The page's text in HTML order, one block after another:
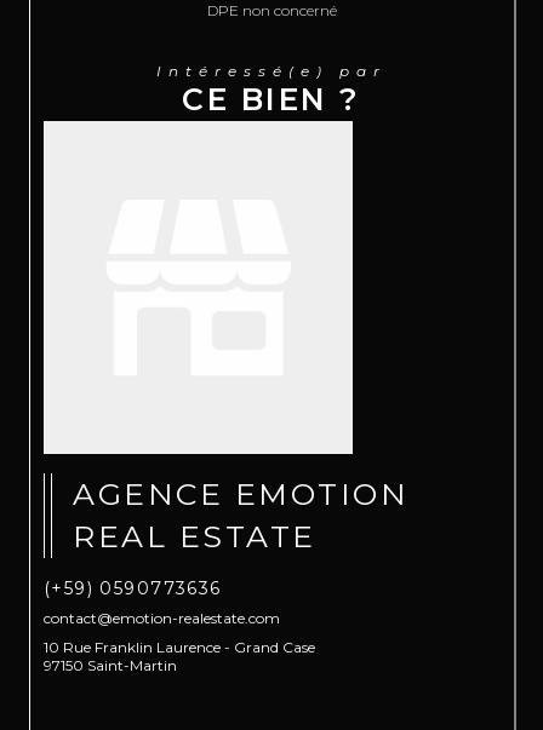
DPE non concerné
Intéressé(e) par
CE BIEN ?
AGENCE EMOTION
REAL ESTATE
(+59) 0590773636
contact@emotion-realestate.com
10 Rue Franklin Laurence - Grand Case
97150 Saint-Martin